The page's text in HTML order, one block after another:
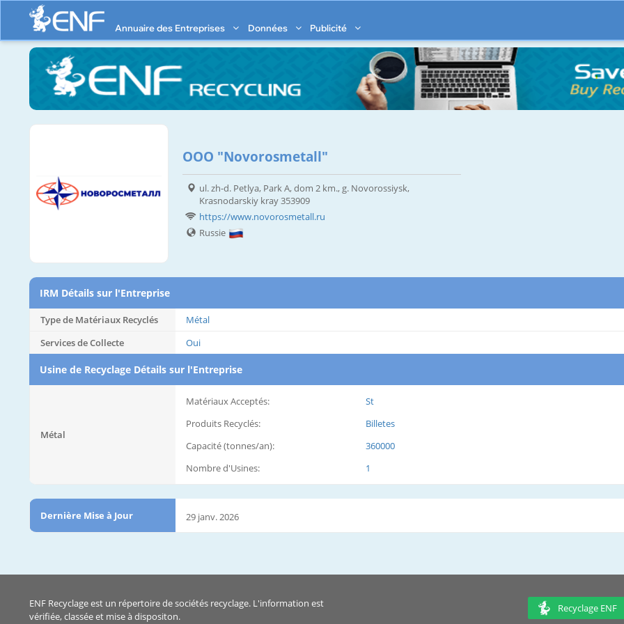
Annuaire des Entreprises Données Publicité
OOO "Novorosmetall"
ul. zh-d. Petlya, Park A, dom 2 km., g. Novorossiysk,
Krasnodarskiy kray 353909
https://www.novorosmetall.ru
Russie
IRM Détails sur l'Entreprise
Type de Matériaux Recyclés
Métal
Services de Collecte
Oui
Usine de Recyclage Détails sur l'Entreprise
Métal
Matériaux Acceptés:
St
Produits Recyclés:
Billetes
Capacité (tonnes/an):
360000
Nombre d'Usines:
1
Dernière Mise à Jour 29 janv. 2026
ENF Recyclage est un répertoire de sociétés recyclage. L'information est
vérifiée, classée et mise à dispositon.
Recyclage ENF